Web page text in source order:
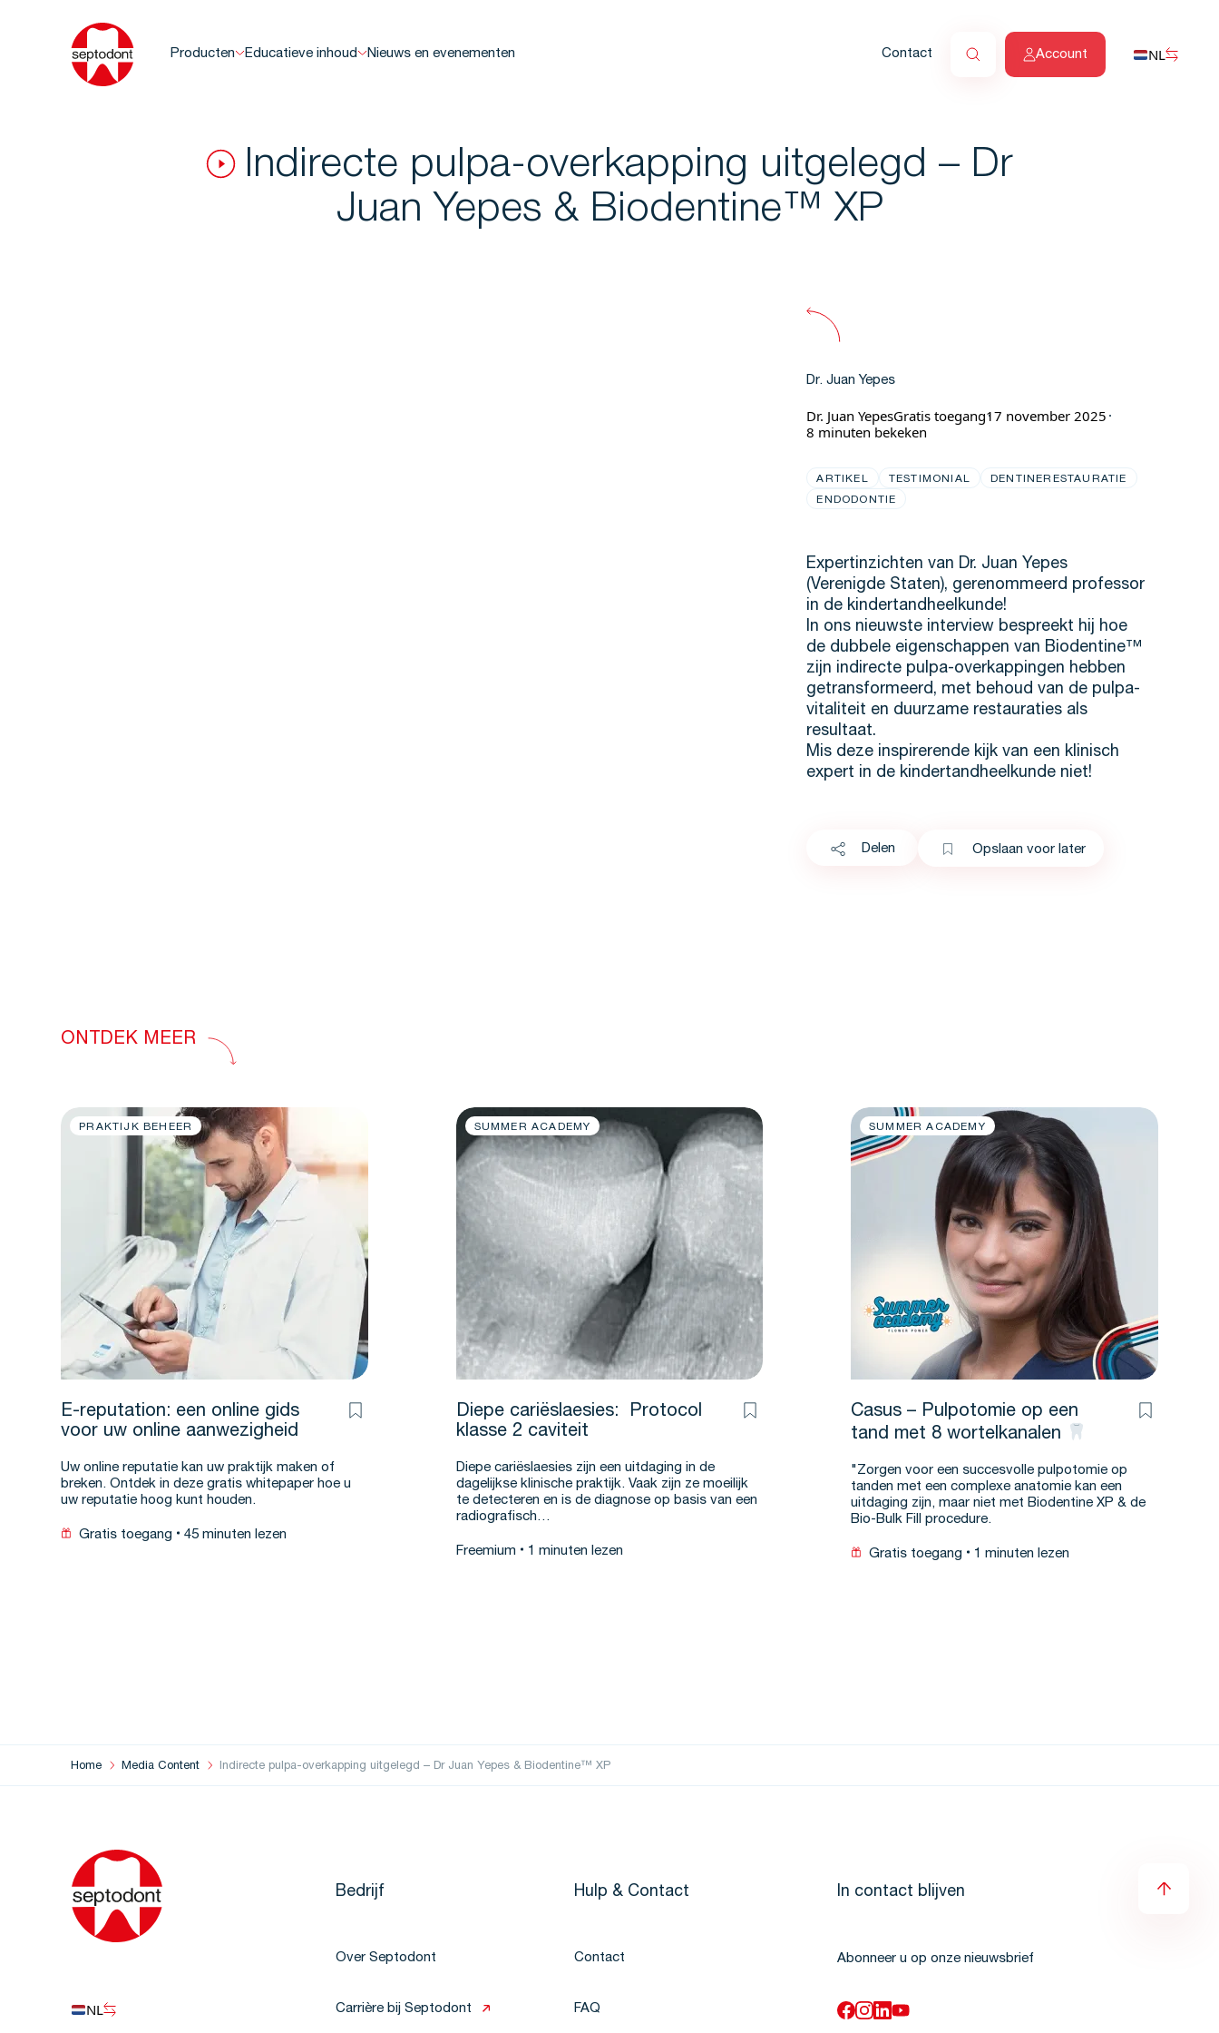
Producten Educatieve inhoud Nieuws en evenementen Contact Account NL
Indirecte pulpa-overkapping uitgelegd – Dr
Juan Yepes & Biodentine™ XP
Dr. Juan Yepes
Dr. Juan YepesGratis toegang17 november 2025
8 minuten bekeken
ARTIKEL TESTIMONIAL
DENTINERESTAURATIE
ENDODONTIE
Expertinzichten van Dr. Juan Yepes
(Verenigde Staten), gerenommeerd professor
in de kindertandheelkunde!
In ons nieuwste interview bespreekt hij hoe
de dubbele eigenschappen van Biodentine™
zijn indirecte pulpa-overkappingen hebben
getransformeerd, met behoud van de pulpa-
vitaliteit en duurzame restauraties als
resultaat.
Mis deze inspirerende kijk van een klinisch
expert in de kindertandheelkunde niet!
Delen Opslaan voor later
ONTDEK MEER
PRAKTIJK BEHEER
E-reputation: een online gids
voor uw online aanwezigheid
Uw online reputatie kan uw praktijk maken of
breken. Ontdek in deze gratis whitepaper hoe u
uw reputatie hoog kunt houden.
Gratis toegang 45 minuten lezen
SUMMER ACADEMY
Diepe cariëslaesies: Protocol
klasse 2 caviteit
Diepe cariëslaesies zijn een uitdaging in de
dagelijkse klinische praktijk. Vaak zijn ze moeilijk
te detecteren en is de diagnose op basis van een
radiografisch…
Freemium 1 minuten lezen
SUMMER ACADEMY
Casus – Pulpotomie op een
tand met 8 wortelkanalen
"Zorgen voor een succesvolle pulpotomie op
tanden met een complexe anatomie kan een
uitdaging zijn, maar niet met Biodentine XP & de
Bio-Bulk Fill procedure.
Gratis toegang 1 minuten lezen
Home Media Content Indirecte pulpa-overkapping uitgelegd – Dr Juan Yepes & Biodentine™ XP
Bedrijf
Over Septodont
Carrière bij Septodont
Hulp & Contact
Contact
FAQ
In contact blijven
Abonneer u op onze nieuwsbrief
NL